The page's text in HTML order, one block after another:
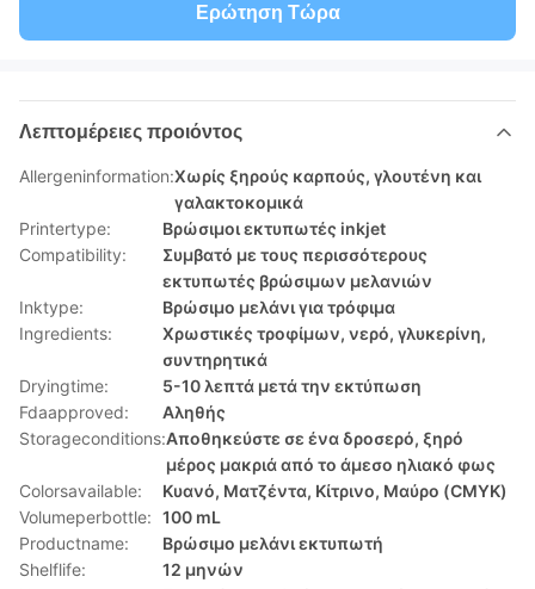
Ερώτηση Τώρα
Λεπτομέρειες προιόντος
Allergeninformation:Χωρίς ξηρούς καρπούς, γλουτένη και
γαλακτοκομικά
Printertype:
Βρώσιμοι εκτυπωτές inkjet
Compatibility:
Συμβατό με τους περισσότερους
εκτυπωτές βρώσιμων μελανιών
Inktype:
Βρώσιμο μελάνι για τρόφιμα
Ingredients:
Χρωστικές τροφίμων, νερό, γλυκερίνη,
συντηρητικά
Dryingtime:
5-10 λεπτά μετά την εκτύπωση
Fdaapproved:
Αληθής
Storageconditions:Αποθηκεύστε σε ένα δροσερό, ξηρό
μέρος μακριά από το άμεσο ηλιακό φως
Colorsavailable:
Κυανό, Ματζέντα, Κίτρινο, Μαύρο (CMYK)
Volumeperbottle: 100 mL
Productname:
Βρώσιμο μελάνι εκτυπωτή
Shelflife:
12 μηνών